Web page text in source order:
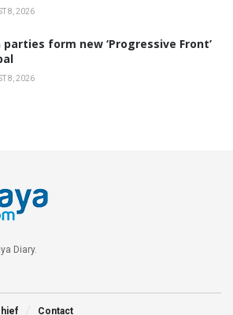
8, 2026
parties form new ‘Progressive Front’
8, 2026
Diary.
Contact